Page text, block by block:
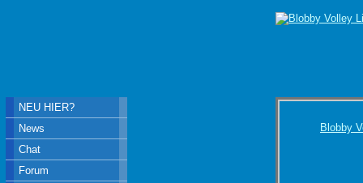
Blobby
NEU HIER?
News
Chat
Forum